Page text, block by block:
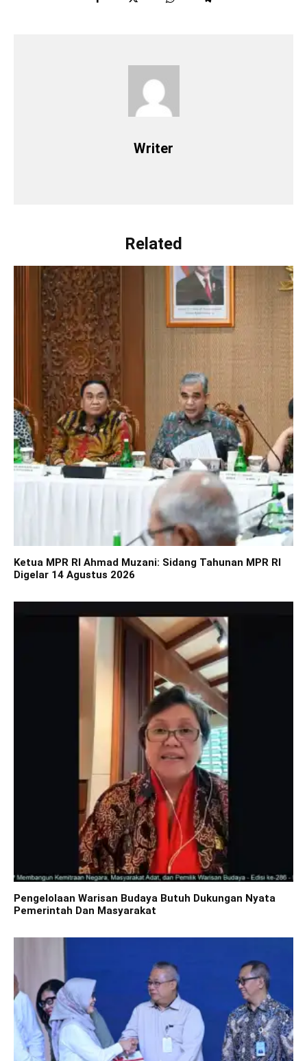
Writer
Related
Ketua MPR RI Ahmad Muzani: Sidang Tahunan MPR RI
Digelar 14 Agustus 2026
Pengelolaan Warisan Budaya Butuh Dukungan Nyata
Pemerintah Dan Masyarakat